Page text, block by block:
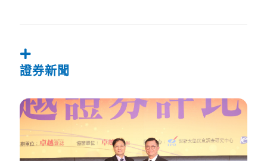
證券新聞